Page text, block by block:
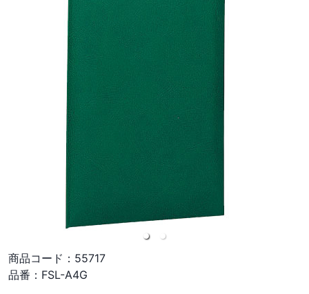
商品コード： 55717
品番： FSL-A4G